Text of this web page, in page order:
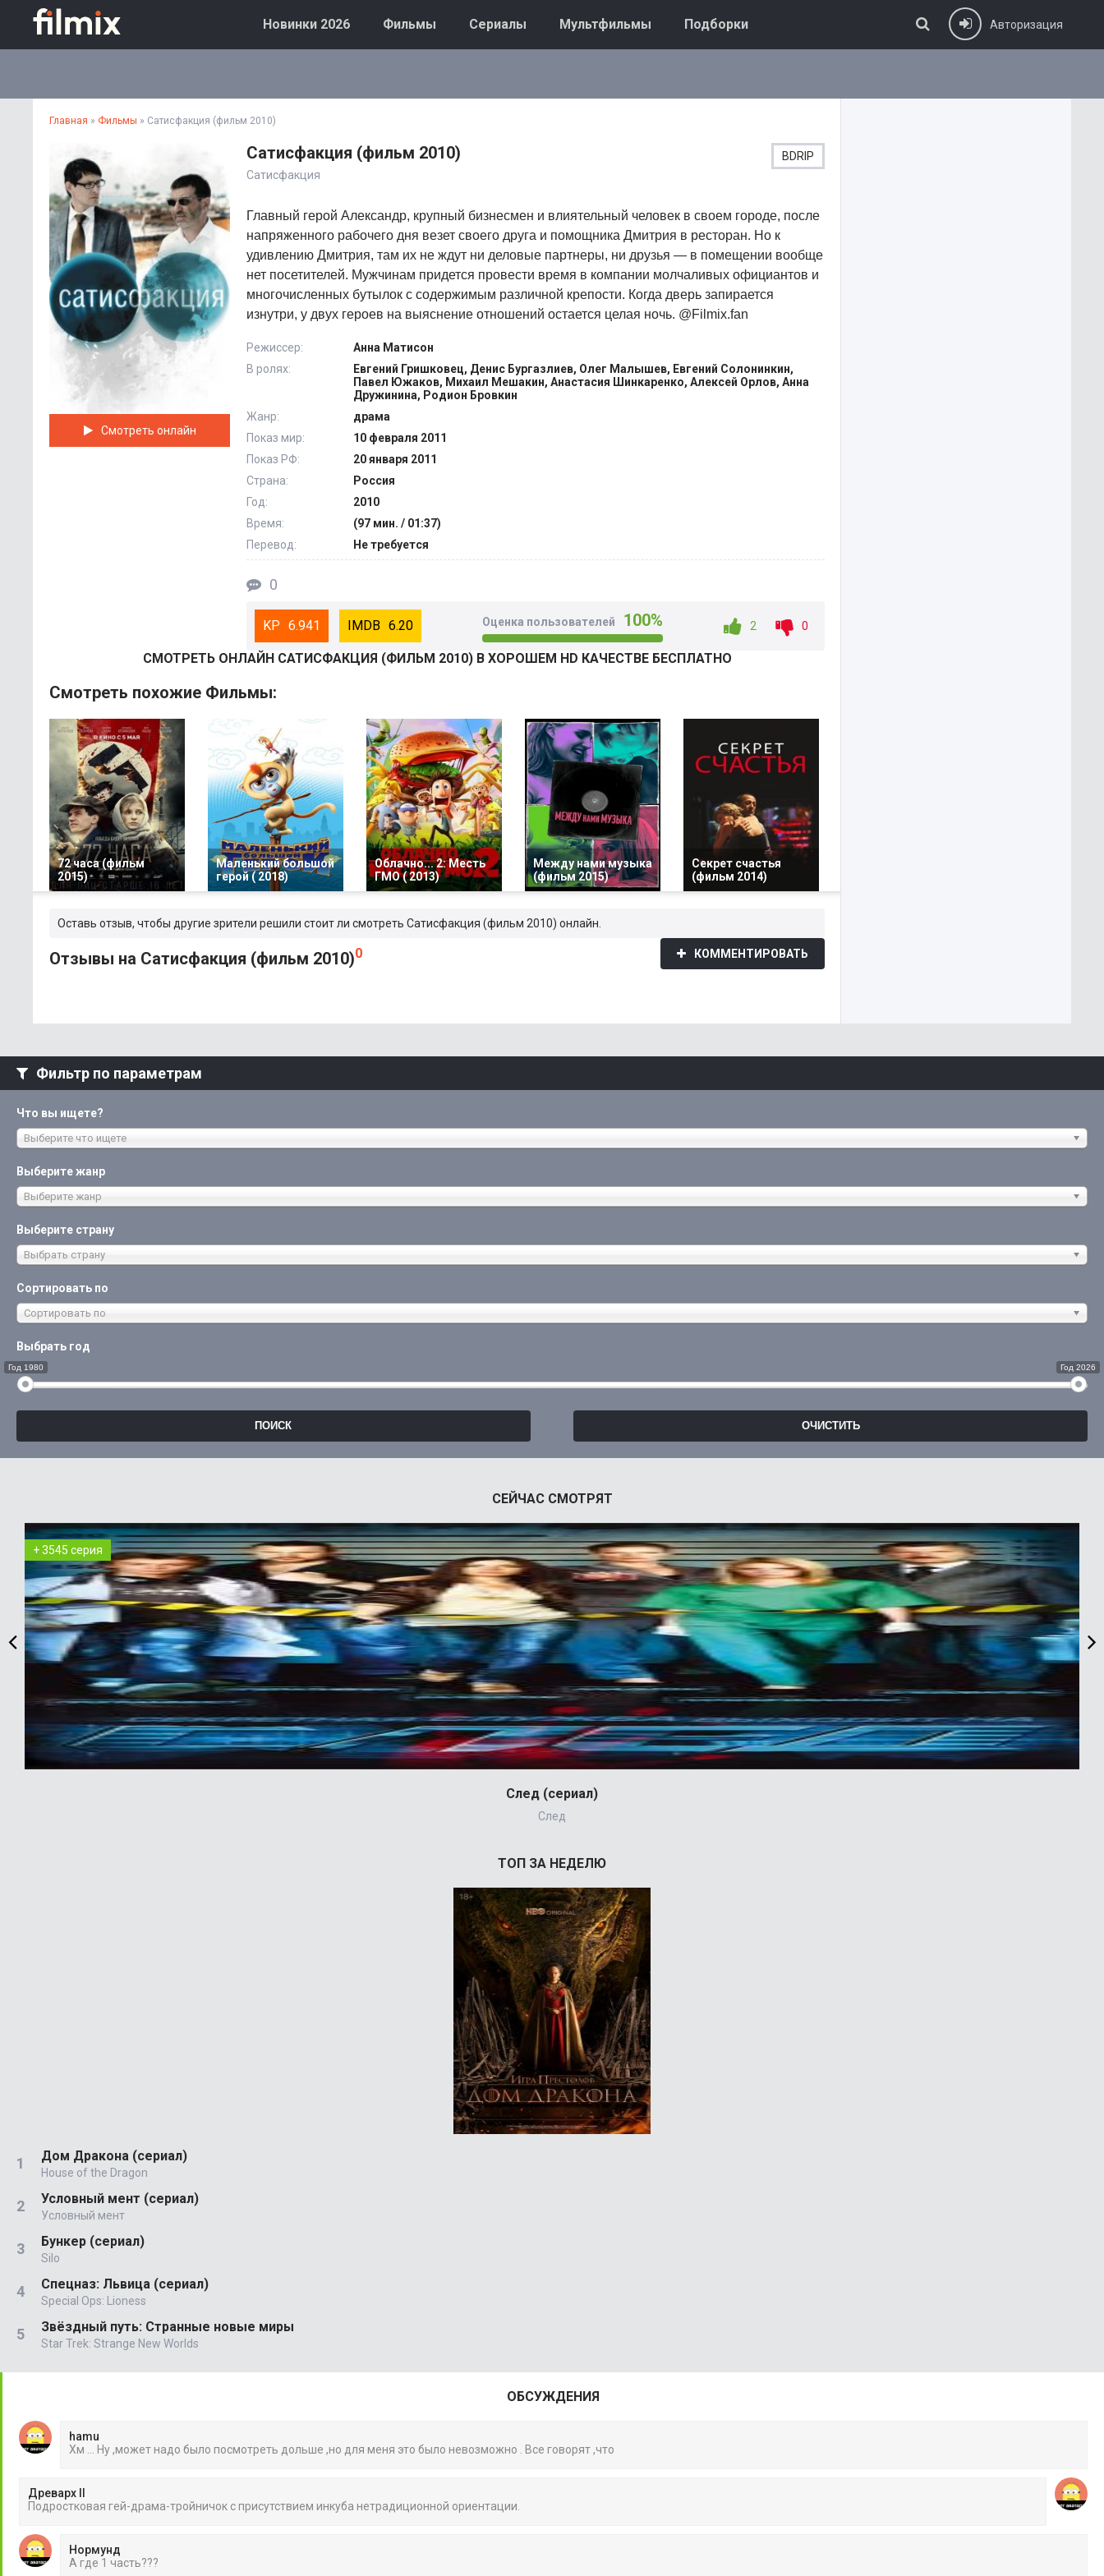
Новинки 2026 Фильмы Сериалы Мультфильмы Подборки Авторизация
Главная » Фильмы » Сатисфакция (фильм 2010)
Смотреть онлайн
Сатисфакция (фильм 2010)
Сатисфакция
BDRIP
Главный герой Александр, крупный бизнесмен и влиятельный человек в своем городе, после
напряженного рабочего дня везет своего друга и помощника Дмитрия в ресторан. Но к
удивлению Дмитрия, там их не ждут ни деловые партнеры, ни друзья — в помещении вообще
нет посетителей. Мужчинам придется провести время в компании молчаливых официантов и
многочисленных бутылок с содержимым различной крепости. Когда дверь запирается
изнутри, у двух героев на выяснение отношений остается целая ночь. @Filmix.fan
Режиссер:
Анна Матисон
В ролях:
Евгений Гришковец, Денис Бургазлиев, Олег Малышев, Евгений Солонинкин,
Павел Южаков, Михаил Мешакин, Анастасия Шинкаренко, Алексей Орлов, Анна
Дружинина, Родион Бровкин
Жанр:
драма
Показ мир:
10 февраля 2011
Показ РФ:
20 января 2011
Страна:
Россия
Год:
2010
Время:
(97 мин. / 01:37)
Перевод:
Не требуется
0
6.941 6.20 Оценка пользователей 100% 2 0
СМОТРEТЬ ОНЛАЙН САТИСФАКЦИЯ (ФИЛЬМ 2010) В ХОРОШЕМ HD КАЧЕСТВЕ БЕСПЛАТНО
Смотреть похожие Фильмы:
72 часа (фильм
2015)
Маленький большой
герой ( 2018)
Облачно... 2: Месть
ГМО ( 2013)
Между нами музыка
(фильм 2015)
Секрет счастья
(фильм 2014)
Оставь отзыв, чтобы другие зрители решили стоит ли смотреть Сатисфакция (фильм 2010) онлайн.
Отзывы на Сатисфакция (фильм 2010)0 КОММЕНТИРОВАТЬ
Фильтр по параметрам
Что вы ищете?
Выберите что ищете
Выберите жанр
Выберите жанр
Выберите страну
Выбрать страну
Сортировать по
Сортировать по
Выбрать год
Год 1980 Год 2026
СЕЙЧАС СМОТРЯТ
+ 3545 серия
След (сериал)
След
ТОП ЗА НЕДЕЛЮ
Дом Дракона (сериал)
House of the Dragon
Условный мент (сериал)
Условный мент
Бункер (сериал)
Silo
Спецназ: Львица (сериал)
Special Ops: Lioness
Звёздный путь: Странные новые миры
Star Trek: Strange New Worlds
ОБСУЖДЕНИЯ
hamu
Хм ... Ну ,может надо было посмотреть дольше ,но для меня это было невозможно . Все говорят ,что
Древарх II
Подростковая гей-драма-тройничок с присутствием инкуба нетрадиционной ориентации.
Нормунд
А где 1 часть???